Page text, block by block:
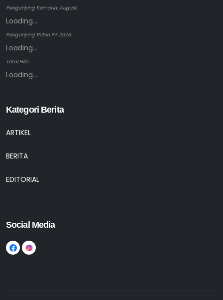
Pengunjung Kemarin: August:
Loading...
Pengunjung Bulan ini: 2026:
Loading...
Total Hits:
Loading...
Kategori Berita
ARTIKEL
BERITA
EDITORIAL
Social Media